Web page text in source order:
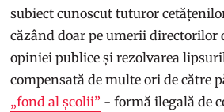
subiect cunoscut tuturor
căzând doar pe umerii directorilor
opiniei publice și rezolvarea
compensată de multe ori de către
„fond al școlii” - formă ilegală de